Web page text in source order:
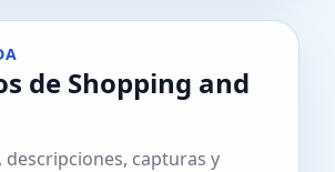
de Shopping and
descripciones, capturas y